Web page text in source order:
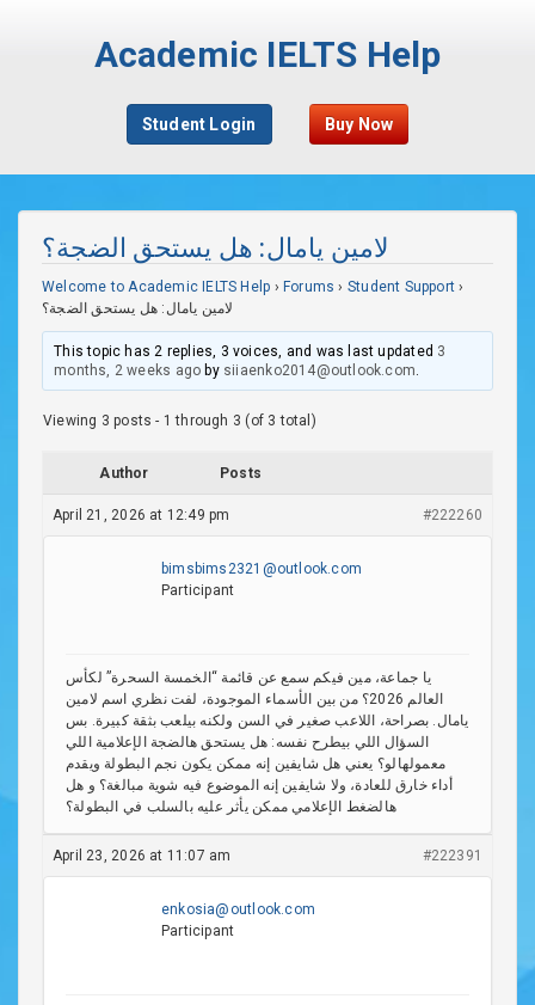
Academic IELTS Help
Student Login Buy Now
لامين يامال: هل يستحق الضجة؟
Welcome to Academic IELTS Help › Forums › Student Support ›
لامين يامال: هل يستحق الضجة؟
This topic has 2 replies, 3 voices, and was last updated 3
months, 2 weeks ago by siiaenko2014@outlook.com.
Viewing 3 posts - 1 through 3 (of 3 total)
Author Posts
April 21, 2026 at 12:49 pm #222260
bimsbims2321@outlook.com
Participant
يا جماعة، مين فيكم سمع عن قائمة “الخمسة السحرة” لكأس
العالم 2026؟ من بين الأسماء الموجودة، لفت نظري اسم لامين
يامال. بصراحة، اللاعب صغير في السن ولكنه بيلعب بثقة كبيرة. بس
السؤال اللي بيطرح نفسه: هل يستحق هالضجة الإعلامية اللي
معمولهالو؟ يعني هل شايفين إنه ممكن يكون نجم البطولة ويقدم
أداء خارق للعادة، ولا شايفين إنه الموضوع فيه شوية مبالغة؟ و هل
هالضغط الإعلامي ممكن يأثر عليه بالسلب في البطولة؟
April 23, 2026 at 11:07 am #222391
enkosia@outlook.com
Participant